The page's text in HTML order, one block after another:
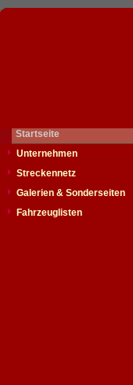
Startseite
Unternehmen
Streckennetz
Galerien & Sonderseiten
Fahrzeuglisten